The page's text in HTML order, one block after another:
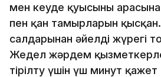
мен кеуде қуысының
пен қан тамырларын қысқан.
салдарынан әйелдің жүрегі
Жедел жәрдем
тірілту үшін үш минут қажет